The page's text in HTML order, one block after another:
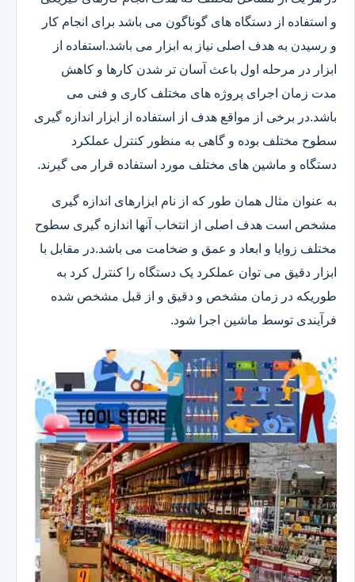
و استفاده از دستگاه های گوناگون می باشد برای انجام کار
و رسیدن به هدف اصلی نیاز به ابزار می باشد.استفاده از
ابزار در مرحله اول باعث آسان تر شدن کارها و کاهش
مدت زمان اجرای پروژه های مختلف کاری و فنی می
باشد.در برخی از مواقع هدف از استفاده از ابزار اندازه گیری
سطوح مختلف بوده و گاهی به منظور کنترل عملکرد
دستگاه و ماشین های مختلف مورد استفاده قرار می گیرند.
به عنوان مثال همان طور که از نام ابزارهای اندازه گیری
مشخص است هدف اصلی از انتخاب آنها اندازه گیری سطوح
مختلف زوایا و ابعاد و عمق و ضخامت می باشد.در مقابل با
ابزار دقیق می توان عملکرد یک دستگاه را کنترل کرد به
طوریکه در زمان مشخص و دقیق و از قبل مشخص شده
فرآیندی توسط ماشین اجرا شود.